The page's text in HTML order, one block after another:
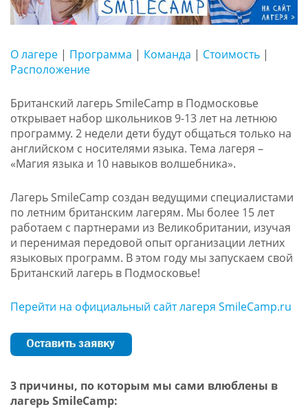
О лагере| Программа | Команда | Стоимость|
Расположение
Британский лагерь SmileCamp в Подмосковье
открывает набор школьников 9-13 лет на летнюю
программу. 2 недели дети будут общаться только на
английском с носителями языка. Тема лагеря –
«Магия языка и 10 навыков волшебника».
Лагерь SmileCamp создан ведущими специалистами
по летним британским лагерям. Мы более 15 лет
работаем с партнерами из Великобритании, изучая
и перенимая передовой опыт организации летних
языковых программ. В этом году мы запускаем свой
Британский лагерь в Подмосковье!
Перейти на официальный сайт лагеря SmileCamp.ru
3 причины, по которым мы сами влюблены в
лагерь SmileCamp: